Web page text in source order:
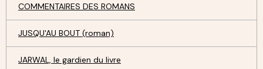
COMMENTAIRES DES ROMANS
JUSQU'AU BOUT (roman)
JARWAL, le gardien du livre